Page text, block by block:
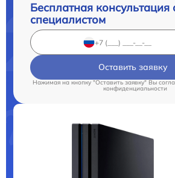
Бесплатная консультация
специалистом
Оставить заявку
Нажимая на кнопку "Оставить заявку" Вы
конфиденциальности